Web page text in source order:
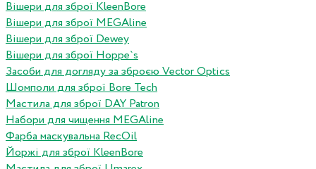
Вішери для зброї KleenBore
Вішери для зброї MEGAline
Вішери для зброї Dewey
Вішери для зброї Hoppe`s
Засоби для догляду за зброєю Vector Optics
Шомполи для зброї Bore Tech
Мастила для зброї DAY Patron
Набори для чищення MEGAline
Фарба маскувальна RecOil
Йоржі для зброї KleenBore